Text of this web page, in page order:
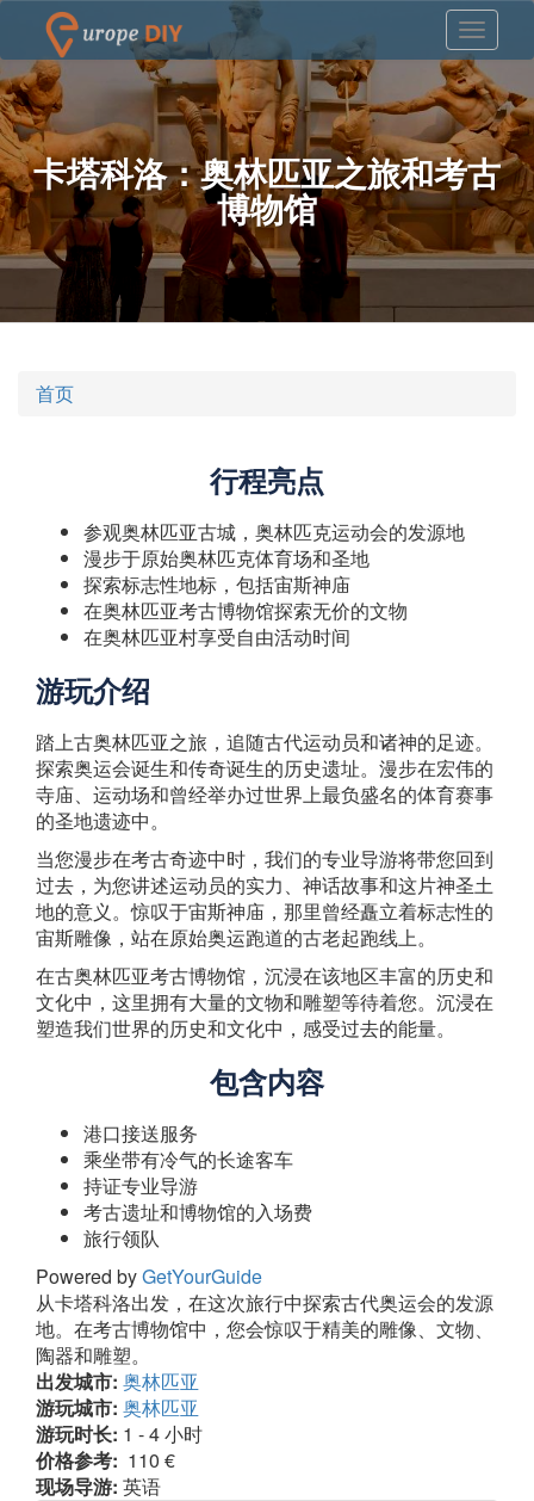
卡塔科洛：奥林匹亚之旅和考古
博物馆
首页
行程亮点
参观奥林匹亚古城，奥林匹克运动会的发源地
漫步于原始奥林匹克体育场和圣地
探索标志性地标，包括宙斯神庙
在奥林匹亚考古博物馆探索无价的文物
在奥林匹亚村享受自由活动时间
游玩介绍
踏上古奥林匹亚之旅，追随古代运动员和诸神的足迹。
探索奥运会诞生和传奇诞生的历史遗址。漫步在宏伟的
寺庙、运动场和曾经举办过世界上最负盛名的体育赛事
的圣地遗迹中。
当您漫步在考古奇迹中时，我们的专业导游将带您回到
过去，为您讲述运动员的实力、神话故事和这片神圣土
地的意义。惊叹于宙斯神庙，那里曾经矗立着标志性的
宙斯雕像，站在原始奥运跑道的古老起跑线上。
在古奥林匹亚考古博物馆，沉浸在该地区丰富的历史和
文化中，这里拥有大量的文物和雕塑等待着您。沉浸在
塑造我们世界的历史和文化中，感受过去的能量。
包含内容
港口接送服务
乘坐带有冷气的长途客车
持证专业导游
考古遗址和博物馆的入场费
旅行领队
Powered byGetYourGuide
从卡塔科洛出发，在这次旅行中探索古代奥运会的发源
地。在考古博物馆中，您会惊叹于精美的雕像、文物、
陶器和雕塑。
出发城市: 奥林匹亚
游玩城市: 奥林匹亚
游玩时长: 1 - 4 小时
价格参考: 110 €
现场导游: 英语